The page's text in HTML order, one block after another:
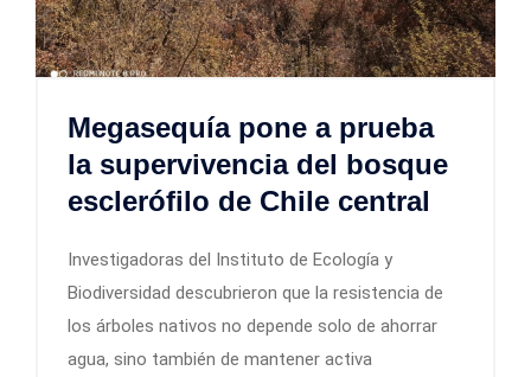
Megasequía pone a prueba
la supervivencia del bosque
esclerófilo de Chile central
Investigadoras del Instituto de Ecología y
Biodiversidad descubrieron que la resistencia de
los árboles nativos no depende solo de ahorrar
agua, sino también de mantener activa